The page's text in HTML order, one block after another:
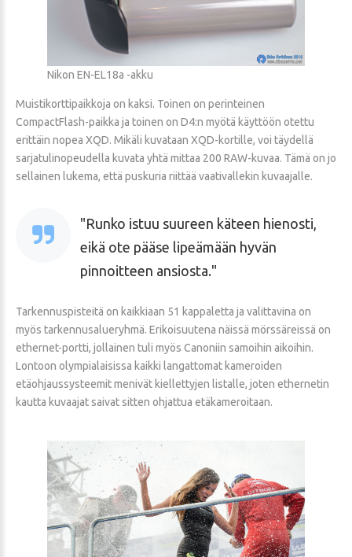
Nikon EN-EL18a -akku
Muistikorttipaikkoja on kaksi. Toinen on perinteinen
CompactFlash-paikka ja toinen on D4:n myötä käyttöön otettu
erittäin nopea XQD. Mikäli kuvataan XQD-kortille, voi täydellä
sarjatulinopeudella kuvata yhtä mittaa 200 RAW-kuvaa. Tämä on jo
sellainen lukema, että puskuria riittää vaativallekin kuvaajalle.
Runko istuu suureen käteen hienosti,
eikä ote pääse lipeämään hyvän
pinnoitteen ansiosta.
Tarkennuspisteitä on kaikkiaan 51 kappaletta ja valittavina on
myös tarkennusalueryhmä. Erikoisuutena näissä mörssäreissä on
ethernet-portti, jollainen tuli myös Canoniin samoihin aikoihin.
Lontoon olympialaisissa kaikki langattomat kameroiden
etäohjaussysteemit menivät kiellettyjen listalle, joten ethernetin
kautta kuvaajat saivat sitten ohjattua etäkameroitaan.